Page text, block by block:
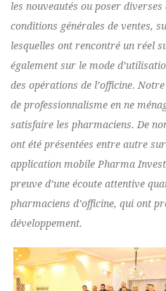
les nouveautés ou poser
conditions générales de ventes,
lesquelles ont rencontré un réel
également sur le mode
des opérations de l’officine.
de professionnalisme en ne
satisfaire les pharmaciens. De
ont été présentées entre autre
application mobile Pharma
preuve d’une écoute attentive
pharmaciens d’officine, qui ont
développement.